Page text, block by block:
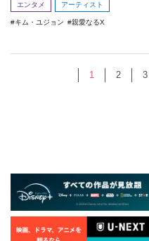
エンタメ アーティスト
キム・ユジョン 親愛なるX
1 2 3